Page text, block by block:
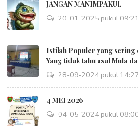
JANGAN MANIMPAKUL
20-01-2025 pukul 09:21
Istilah Populer yang sering
Yang tidak tahu asal Mula
28-09-2024 pukul 14:27
4 MEI 2026
04-05-2024 pukul 08:00